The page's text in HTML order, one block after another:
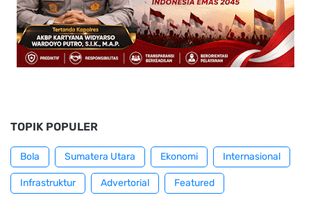
TOPIK POPULER
Bola Sumatera Utara Ekonomi Internasional
Infrastruktur Advertorial Featured